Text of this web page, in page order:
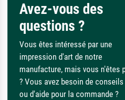
Avez-vous des
questions ?
Vous êtes intéressé par une
impression d'art de notre
manufacture, mais vous n'êtes
? Vous avez besoin de
ou d'aide pour la commande ?